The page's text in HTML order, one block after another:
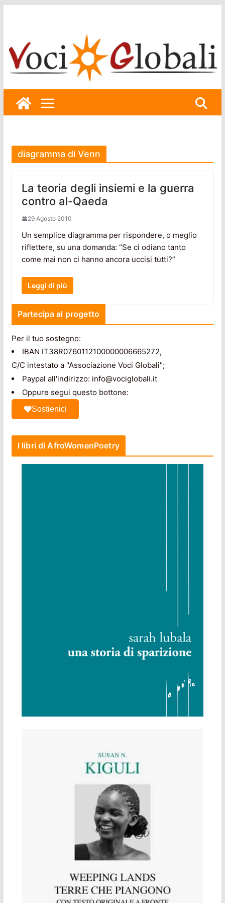
diagramma di Venn
La teoria degli insiemi e la guerra
contro al-Qaeda
29 Agosto 2010
Un semplice diagramma per rispondere, o meglio
riflettere, su una domanda: “Se ci odiano tanto
come mai non ci hanno ancora uccisi tutti?”
Leggi di più
Partecipa al progetto
Per il tuo sostegno:
IBAN IT38R0760112100000006665272,
C/C intestato a "Associazione Voci Globali";
Paypal all'indirizzo: info@vociglobali.it
Oppure segui questo bottone:
Sostienici
I libri di AfroWomenPoetry